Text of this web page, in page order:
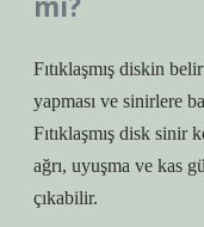
Fıtıklaşmış diskin
yapması ve sinirlere
Fıtıklaşmış disk sinir
ağrı, uyuşma ve kas
çıkabilir.